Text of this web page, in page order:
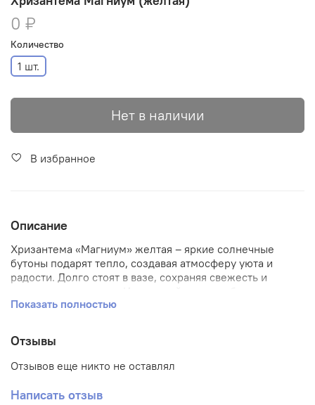
0 ₽
Количество
1 шт.
Нет в наличии
В избранное
Описание
Хризантема «Магниум» желтая – яркие солнечные
бутоны подарят тепло, создавая атмосферу уюта и
радости. Долго стоят в вазе, сохраняя свежесть и
людям или украшение собственного дома. Добавьте
Показать полностью
Отзывы
Отзывов еще никто не оставлял
Написать отзыв